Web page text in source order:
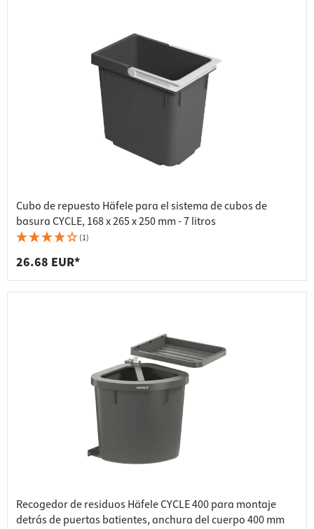
Cubo de repuesto Häfele para el sistema de cubos de
basura CYCLE, 168 x 265 x 250 mm - 7 litros
(1)
26.68 EUR*
Recogedor de residuos Häfele CYCLE 400 para montaje
detrás de puertas batientes, anchura del cuerpo 400 mm